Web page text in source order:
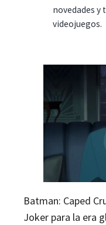
novedades y
videojuegos.
Batman: Caped
Joker para la era